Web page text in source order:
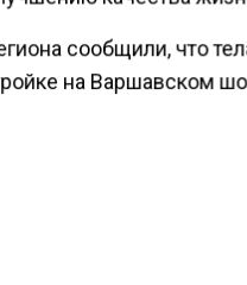
сообщили, что
на Варшавском